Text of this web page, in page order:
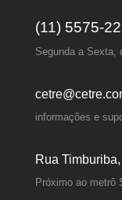
(11) 5575-
Segunda a Sexta,
informações e
Rua
Próximo ao metrô